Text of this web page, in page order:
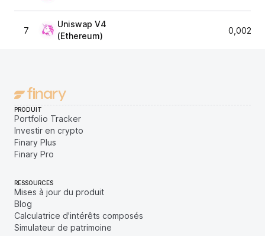
7
Uniswap V4
(Ethereum)
PRODUIT
Portfolio Tracker
Investir en crypto
Finary Plus
Finary Pro
RESSOURCES
Mises à jour du produit
Blog
Calculatrice d'intérêts composés
Simulateur de patrimoine